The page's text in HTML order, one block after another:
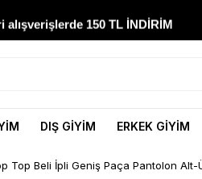
alışverişlerde 150 TL İNDİRİM
DIŞ GİYİM ERKEK GİYİM
Top Beli İpli Geniş Paça Pantolon